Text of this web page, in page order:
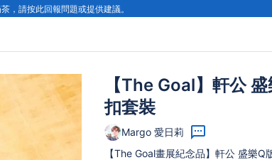
，請按此回報問題或提供建議。
【The Goal】軒公
扣套裝
Margo 愛日莉
【The Goal畫展紀念品】軒公 盛樂